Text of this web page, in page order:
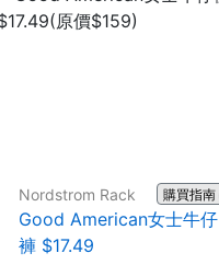
Nordstrom Rack 購買指南
Good American女士牛仔
褲 $17.49